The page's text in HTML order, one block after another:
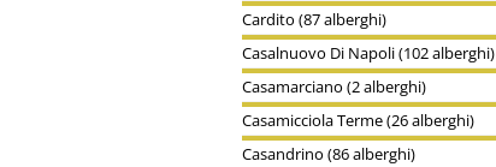
Cardito (87 alberghi)
Casalnuovo Di Napoli (102 alberghi)
Casamarciano (2 alberghi)
Casamicciola Terme (26 alberghi)
Casandrino (86 alberghi)